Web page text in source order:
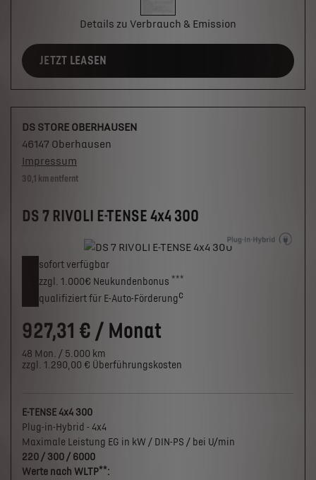
Details zu Verbrauch & Emission
JETZT LEASEN
30,1 km entfernt
DS 7 RIVOLI E-TENSE 4x4 300
sofort verfügbar
zzgl. 1.000€ Neukunden­bonus ***
qualifiziert für E-Auto-Förderungc
927,31 € / Monat
48 Mon. / 5.000 km
zzgl. 1.290,00 € Überführungskosten
DS STORE OBERHAUSEN
46147 Oberhausen
Impressum
E-TENSE 4x4 300
Plug-in-Hybrid - 4x4
Maximale Leistung EG in kW / DIN-PS / bei U/min
220 / 300 / 6000
Werte nach WLTP**: